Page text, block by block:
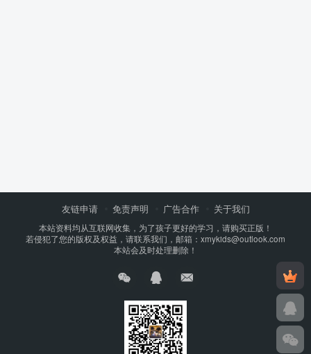
友链申请 免责声明 广告合作 关于我们
本站资料均从互联网收集，为了孩子更好的学习，请购买正版！
若侵犯了您的版权及权益，请联系我们，邮箱：xmykids@outlook.com
本站会及时处理删除！